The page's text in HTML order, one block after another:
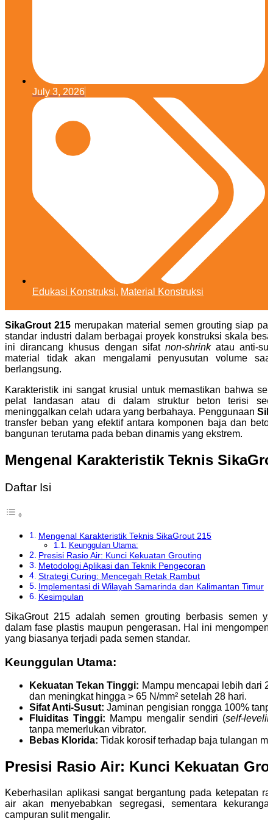
July 3, 2026
Edukasi Konstruksi, Material Konstruksi
SikaGrout 215 merupakan material semen grouting siap
standar industri dalam berbagai proyek konstruksi skala
ini dirancang khusus dengan sifatnon-shrinkatau anti-
material tidak akan mengalami penyusutan volume
berlangsung.
Karakteristik ini sangat krusial untuk memastikan bahwa
pelat landasan atau di dalam struktur beton terisi
meninggalkan celah udara yang berbahaya. Penggunaan
transfer beban yang efektif antara komponen baja dan
bangunan terutama pada beban dinamis yang ekstrem.
Mengenal Karakteristik Teknis
Daftar Isi
Mengenal Karakteristik Teknis SikaGrout 215
Keunggulan Utama:
Presisi Rasio Air: Kunci Kekuatan Grouting
Metodologi Aplikasi dan Teknik Pengecoran
Strategi Curing: Mencegah Retak Rambut
Implementasi di Wilayah Samarinda dan Kalimantan Timur
Kesimpulan
SikaGrout 215 adalah semen grouting berbasis semen
dalam fase plastis maupun pengerasan. Hal ini
yang biasanya terjadi pada semen standar.
Keunggulan Utama:
Kekuatan Tekan Tinggi: Mampu mencapai lebih dari
dan meningkat hingga > 65 N/mm² setelah 28 hari.
Sifat Anti-Susut: Jaminan pengisian rongga 100%
Fluiditas Tinggi: Mampu mengalir sendiri (self-
tanpa memerlukan vibrator.
Bebas Klorida: Tidak korosif terhadap baja tulangan
Presisi Rasio Air: Kunci Kekuatan
Keberhasilan aplikasi sangat bergantung pada ketepatan
air akan menyebabkan segregasi, sementara
campuran sulit mengalir.